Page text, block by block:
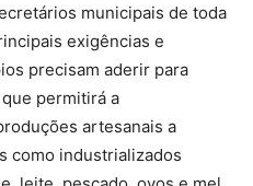
municipais de toda
exigências e
precisam aderir para
permitirá a
artesanais a
como industrializados